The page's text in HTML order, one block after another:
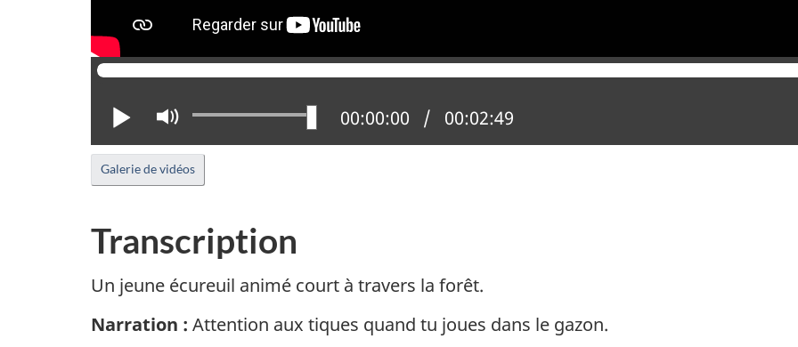
Lire
Activer
le
mode
muet
Position actuelle :
00:00:00 Temps total :
00:02:49
Galerie de vidéos
Transcription
Un jeune écureuil animé court à travers la forêt.
Narration : Attention aux tiques quand tu joues dans le gazon.